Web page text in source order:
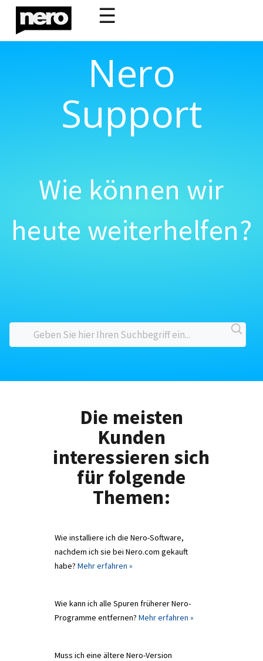
☰
Nero
Support
Wie können wir
heute weiterhelfen?
Die meisten
Kunden
interessieren sich
für folgende
Themen:
Wie installiere ich die Nero-Software,
nachdem ich sie bei Nero.com gekauft
habe? Mehr erfahren »
Wie kann ich alle Spuren früherer Nero-
Programme entfernen? Mehr erfahren »
Muss ich eine ältere Nero-Version